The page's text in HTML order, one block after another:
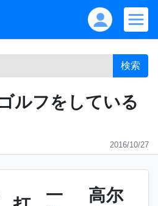
検索
ルフをしている
2016/10/27
一
高尔